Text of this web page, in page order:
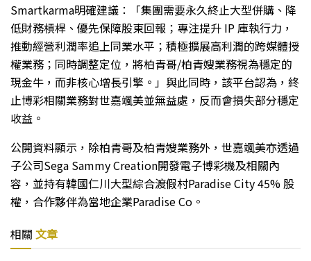
Smartkarma明確建議：「集團需要永久終止大型併購、降
低財務槓桿、優先保障股東回報；專注提升 IP 庫執行力，
推動經營利潤率追上同業水平；積極擴展高利潤的跨媒體授
權業務；同時調整定位，將柏青哥/柏青嫂業務視為穩定的
現金牛，而非核心增長引擎。」與此同時，該平台認為，終
止博彩相關業務對世嘉颯美並無益處，反而會損失部分穩定
收益。
公開資料顯示，除柏青哥及柏青嫂業務外，世嘉颯美亦透過
子公司Sega Sammy Creation開發電子博彩機及相關內
容，並持有韓國仁川大型綜合渡假村Paradise City 45% 股
權，合作夥伴為當地企業Paradise Co。
相關 文章